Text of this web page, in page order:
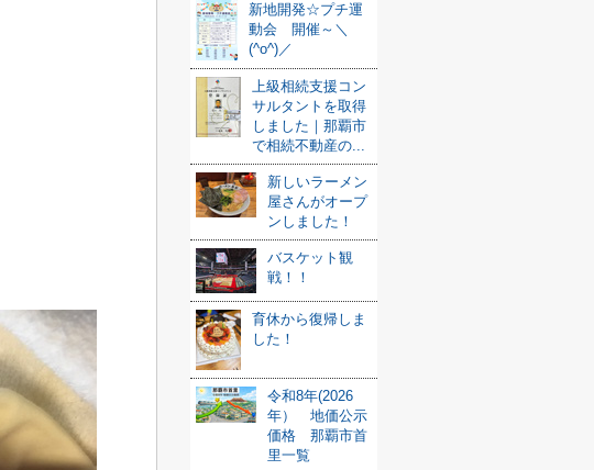
新地開発☆プチ運
動会 開催～＼
(^o^)／
上級相続支援コン
サルタントを取得
しました｜那覇市
で相続不動産の...
新しいラーメン
屋さんがオープ
ンしました！
バスケット観
戦！！
育休から復帰しま
した！
令和8年(2026
年） 地価公示
価格 那覇市首
里一覧